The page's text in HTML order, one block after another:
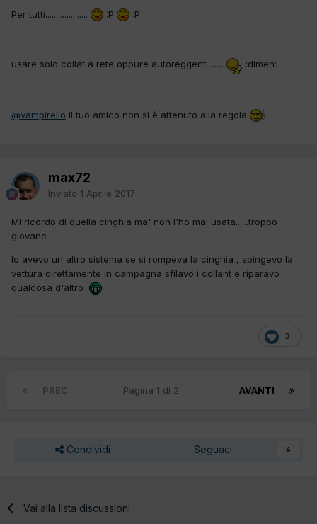
Per tutti.................... :P :P
usare solo collat a rete oppure autoreggenti....... :dimen:
@vampirello il tuo amico non si è attenuto alla regola
max72
Inviato 1 Aprile 2017
Mi ricordo di quella cinghia ma' non l'ho mai usata......troppo
giovane
Io avevo un altro sistema se si rompeva la cinghia , spingevo la
vettura direttamente in campagna sfilavo i collant e riparavo
qualcosa d'altro
3
PREC AVANTI
Pagina 1 di 2
Condividi Seguaci 4
Vai alla lista discussioni